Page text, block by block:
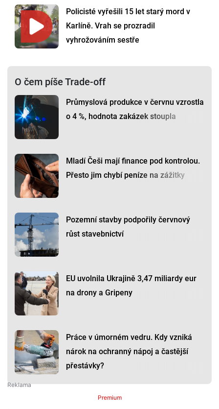
Policisté vyřešili 15 let starý mord v
Karlíně. Vrah se prozradil
vyhrožováním sestře
O čem píše Trade-off
Průmyslová produkce v červnu vzrostla
o 4 %, hodnota zakázek stoupla
Mladí Češi mají finance pod kontrolou.
Přesto jim chybí peníze na zážitky
Pozemní stavby podpořily červnový
růst stavebnictví
EU uvolnila Ukrajině 3,47 miliardy eur
na drony a Gripeny
Práce v úmorném vedru. Kdy vzniká
nárok na ochranný nápoj a častější
přestávky?
Premium